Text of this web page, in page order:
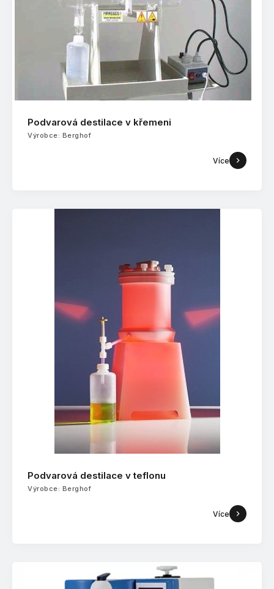
Podvarová destilace v křemeni
Výrobce: Berghof
Více
Podvarová destilace v teflonu
Výrobce: Berghof
Více